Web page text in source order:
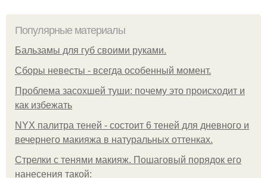
Популярные материалы
Бальзамы для губ своими руками.
Сборы невесты - всегда особенный момент.
Проблема засохшей туши: почему это происходит и
как избежать
NYX палитра теней - состоит 6 теней для дневного и
вечернего макияжа в натуральных оттенках.
Стрелки с тенями макияж. Пошаговый порядок его
нанесения такой: